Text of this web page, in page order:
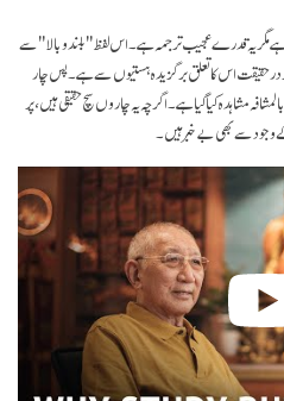
ہے مگر یہ قدرے عجیب ترجمہ ہے۔ اس لفظ "بلند و بالا" سے
در حقیقت اس کا تعلق برگزیدہ ہستیوں سے ہے۔ پس چار
مشاہدہ کیا گیا ہے۔ اگرچہ یہ چاروں سچ حقیقی ہیں، پر
کے وجود سے بھی بےخبر ہیں۔